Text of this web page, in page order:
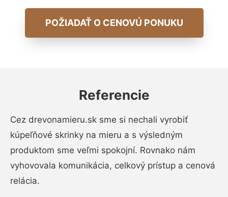
POŽIADAŤ O CENOVÚ PONUKU
Referencie
Cez drevonamieru.sk sme si nechali vyrobiť
kúpeľňové skrinky na mieru a s výsledným
produktom sme veľmi spokojní. Rovnako nám
vyhovovala komunikácia, celkový prístup a cenová
relácia.